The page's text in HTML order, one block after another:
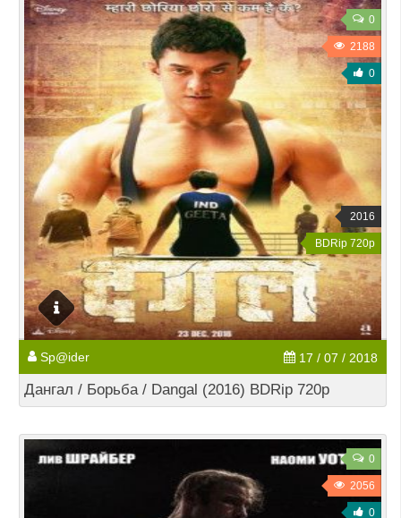
0
2188
0
2016
BDRip 720p
Sp@ider 17 / 07 / 2018
Дангал / Борьба / Dangal (2016) BDRip 720p
0
2056
0